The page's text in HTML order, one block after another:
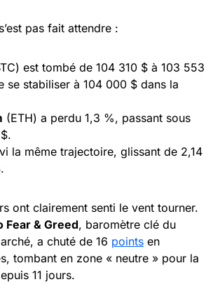
pas fait attendre :
est tombé de 104 310 $ à 103 553
se stabiliser à 104 000 $ dans la
(ETH) a perdu 1,3 %, passant sous
la même trajectoire, glissant de 2,14
ont clairement senti le vent tourner.
Fear & Greed, baromètre clé du
a chuté de 16 points en
tombant en zone « neutre » pour la
11 jours.